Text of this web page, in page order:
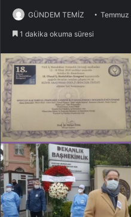
GÜNDEM TEMİZ
1 dakika okuma süresi